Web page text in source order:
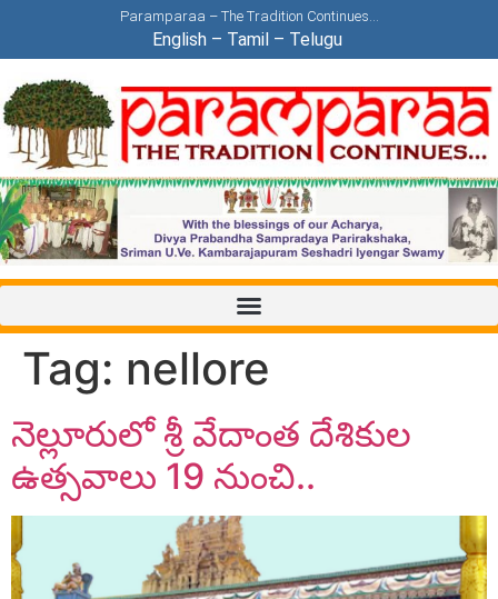
Paramparaa – The Tradition Continues…
English– Tamil– Telugu
Tag: nellore
నెల్లూరులో శ్రీ వేదాంత దేశికుల
ఉత్సవాలు 19 నుంచి..